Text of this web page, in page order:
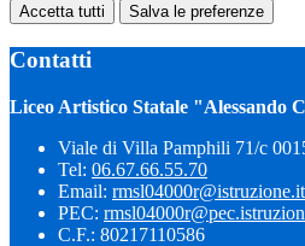
Accetta tutti Salva le preferenze
Contatti
Liceo Artistico Statale "Alessando
Viale di Villa Pamphili 71/c
Tel: 06.67.66.55.70
Email: rmsl04000r@istruzione.it
PEC:
C.F.: 80217110586